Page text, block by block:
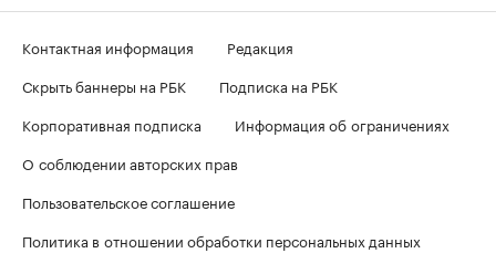
Контактная информация
Редакция
Скрыть баннеры на РБК
Подписка на РБК
Корпоративная подписка
Информация об ограничениях
О соблюдении авторских прав
Пользовательское соглашение
Политика в отношении обработки персональных данных